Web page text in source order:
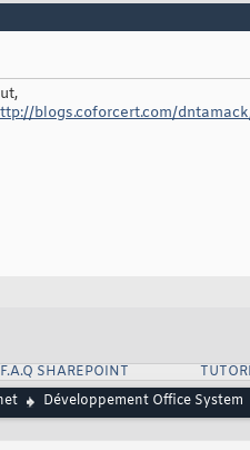
blogs.coforcert.com/
F.A.Q SHAREPOINT
Développement Office System